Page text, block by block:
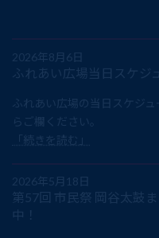
2026年8月6日
ふれあい広場当日スケジ
ふれあい広場の当日スケジ
らご欄ください。
「続きを読む」
2026年5月18日
第57回 市民祭 岡谷太鼓
中！